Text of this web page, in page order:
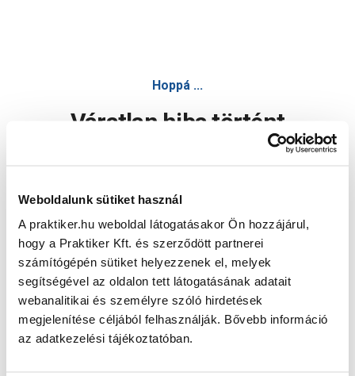
Weboldalunk sütiket használ
A praktiker.hu weboldal látogatásakor Ön hozzájárul,
hogy a Praktiker Kft. és szerződött partnerei
számítógépén sütiket helyezzenek el, melyek
segítségével az oldalon tett látogatásának adatait
webanalitikai és személyre szóló hirdetések
megjelenítése céljából felhasználják. Bővebb információ
az adatkezelési tájékoztatóban.
Hoppá ...
Váratlan hiba történt
Oldal újratöltése